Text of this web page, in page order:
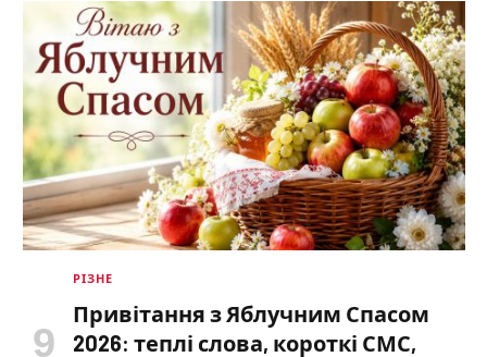
РІЗНЕ
Привітання з Яблучним Спасом
2026: теплі слова, короткі СМС,